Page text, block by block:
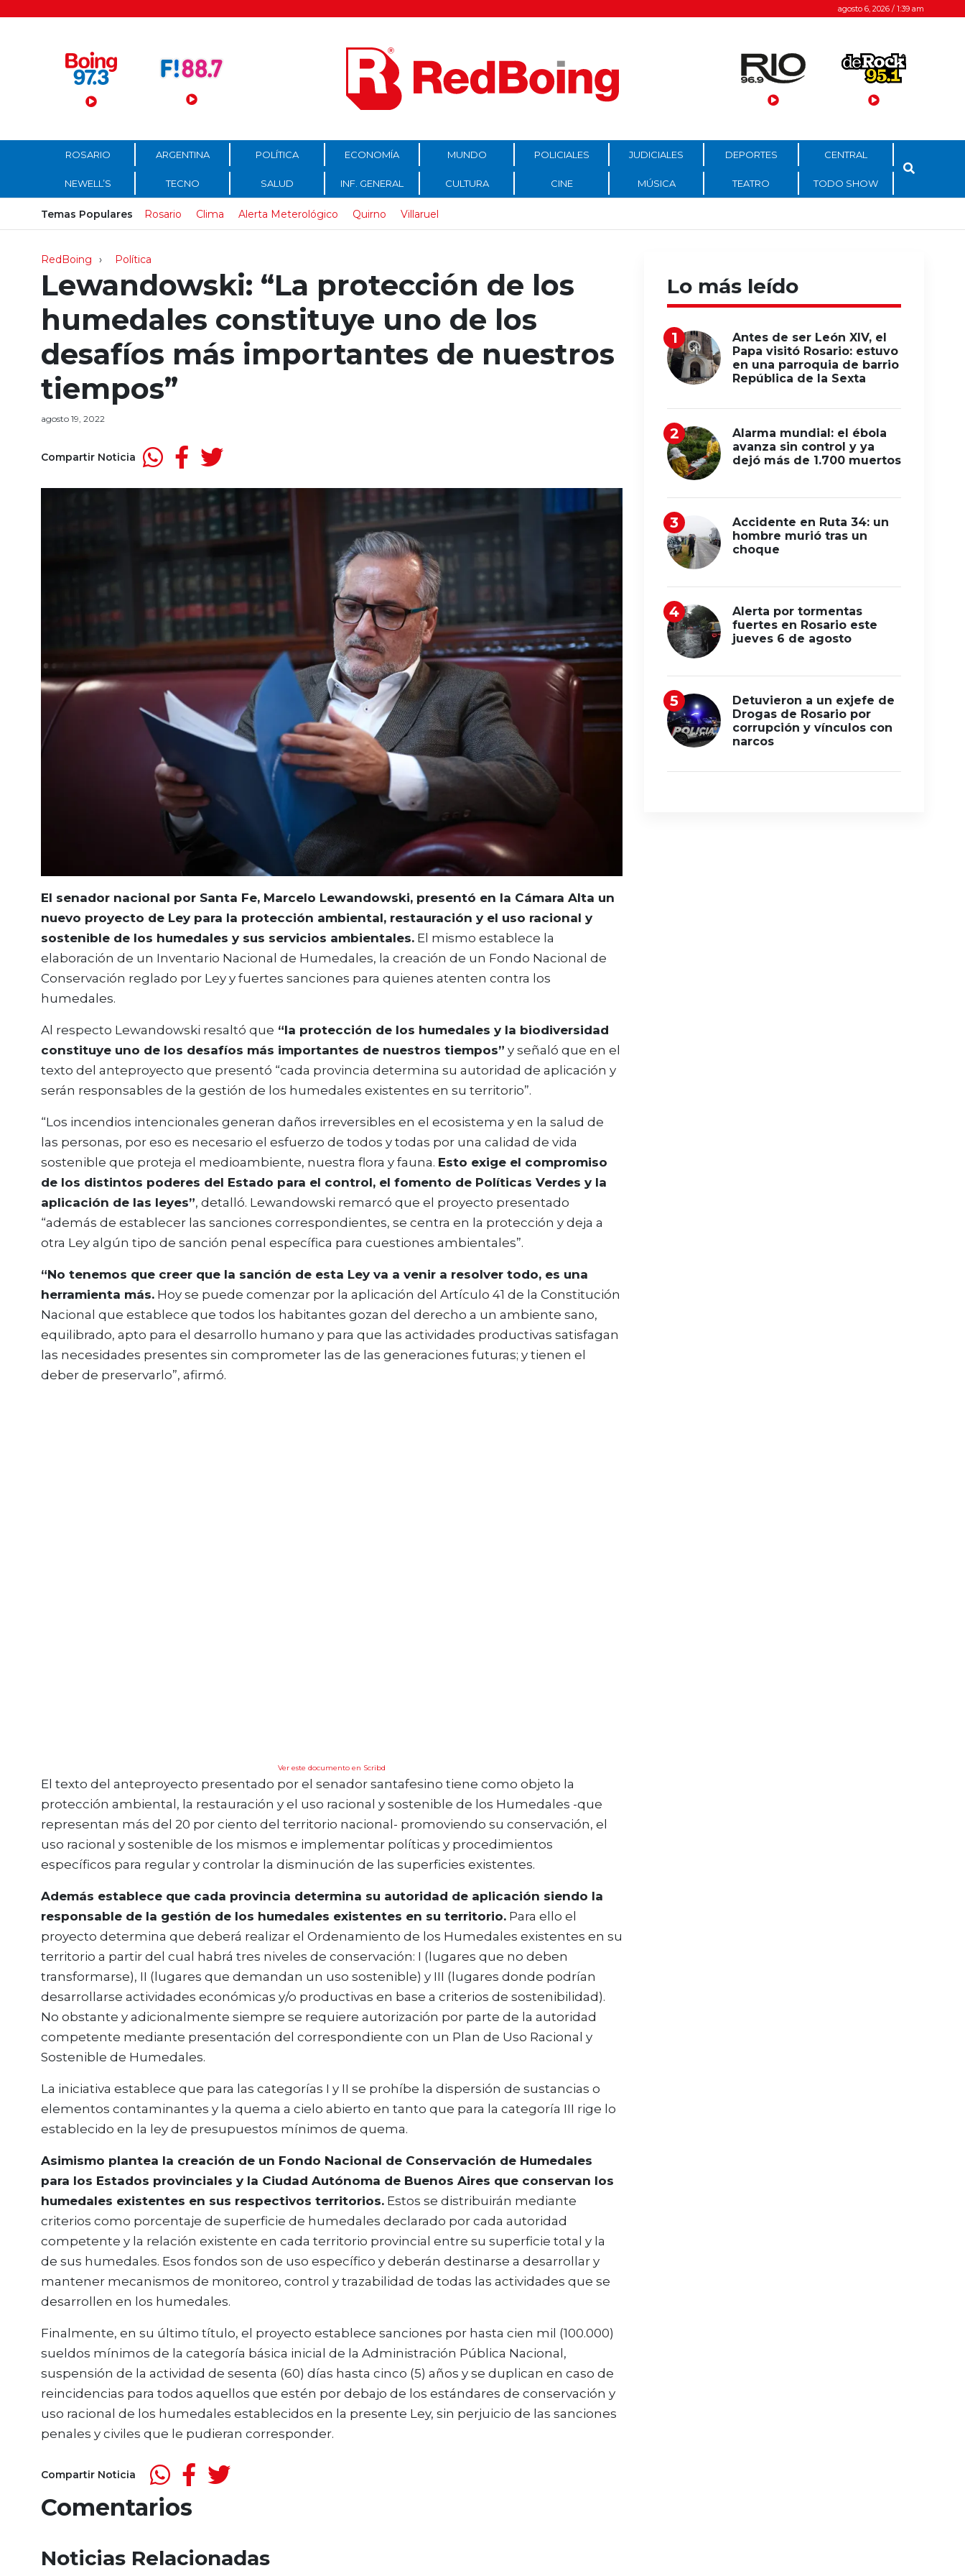
Menú Principal agosto 6, 2026 / 1:39 am
ROSARIO ARGENTINA POLÍTICA ECONOMÍA MUNDO POLICIALES JUDICIALES DEPORTES CENTRAL
NEWELL’S TECNO SALUD INF. GENERAL CULTURA CINE MÚSICA TEATRO TODO SHOW
Temas Populares Rosario Clima Alerta Meterológico Quirno Villaruel
RedBoing Política
Lewandowski: “La protección de los
humedales constituye uno de los
desafíos más importantes de nuestros
tiempos”
agosto 19, 2022
Compartir Noticia
El senador nacional por Santa Fe, Marcelo Lewandowski, presentó en la Cámara Alta un
nuevo proyecto de Ley para la protección ambiental, restauración y el uso racional y
sostenible de los humedales y sus servicios ambientales. El mismo establece la
elaboración de un Inventario Nacional de Humedales, la creación de un Fondo Nacional de
Conservación reglado por Ley y fuertes sanciones para quienes atenten contra los
humedales.
Al respecto Lewandowski resaltó que “la protección de los humedales y la biodiversidad
constituye uno de los desafíos más importantes de nuestros tiempos” y señaló que en el
texto del anteproyecto que presentó “cada provincia determina su autoridad de aplicación y
serán responsables de la gestión de los humedales existentes en su territorio”.
“Los incendios intencionales generan daños irreversibles en el ecosistema y en la salud de
las personas, por eso es necesario el esfuerzo de todos y todas por una calidad de vida
sostenible que proteja el medioambiente, nuestra flora y fauna. Esto exige el compromiso
de los distintos poderes del Estado para el control, el fomento de Políticas Verdes y la
aplicación de las leyes”, detalló. Lewandowski remarcó que el proyecto presentado
“además de establecer las sanciones correspondientes, se centra en la protección y deja a
otra Ley algún tipo de sanción penal específica para cuestiones ambientales”.
“No tenemos que creer que la sanción de esta Ley va a venir a resolver todo, es una
herramienta más. Hoy se puede comenzar por la aplicación del Artículo 41 de la Constitución
Nacional que establece que todos los habitantes gozan del derecho a un ambiente sano,
equilibrado, apto para el desarrollo humano y para que las actividades productivas satisfagan
las necesidades presentes sin comprometer las de las generaciones futuras; y tienen el
deber de preservarlo”, afirmó.
Ver este documento en Scribd
El texto del anteproyecto presentado por el senador santafesino tiene como objeto la
protección ambiental, la restauración y el uso racional y sostenible de los Humedales -que
representan más del 20 por ciento del territorio nacional- promoviendo su conservación, el
uso racional y sostenible de los mismos e implementar políticas y procedimientos
específicos para regular y controlar la disminución de las superficies existentes.
Además establece que cada provincia determina su autoridad de aplicación siendo la
responsable de la gestión de los humedales existentes en su territorio. Para ello el
proyecto determina que deberá realizar el Ordenamiento de los Humedales existentes en su
territorio a partir del cual habrá tres niveles de conservación: I (lugares que no deben
transformarse), II (lugares que demandan un uso sostenible) y III (lugares donde podrían
desarrollarse actividades económicas y/o productivas en base a criterios de sostenibilidad).
No obstante y adicionalmente siempre se requiere autorización por parte de la autoridad
competente mediante presentación del correspondiente con un Plan de Uso Racional y
Sostenible de Humedales.
La iniciativa establece que para las categorías I y II se prohíbe la dispersión de sustancias o
elementos contaminantes y la quema a cielo abierto en tanto que para la categoría III rige lo
establecido en la ley de presupuestos mínimos de quema.
Asimismo plantea la creación de un Fondo Nacional de Conservación de Humedales
para los Estados provinciales y la Ciudad Autónoma de Buenos Aires que conservan los
humedales existentes en sus respectivos territorios. Estos se distribuirán mediante
criterios como porcentaje de superficie de humedales declarado por cada autoridad
competente y la relación existente en cada territorio provincial entre su superficie total y la
de sus humedales. Esos fondos son de uso específico y deberán destinarse a desarrollar y
mantener mecanismos de monitoreo, control y trazabilidad de todas las actividades que se
desarrollen en los humedales.
Finalmente, en su último título, el proyecto establece sanciones por hasta cien mil (100.000)
sueldos mínimos de la categoría básica inicial de la Administración Pública Nacional,
suspensión de la actividad de sesenta (60) días hasta cinco (5) años y se duplican en caso de
reincidencias para todos aquellos que estén por debajo de los estándares de conservación y
uso racional de los humedales establecidos en la presente Ley, sin perjuicio de las sanciones
penales y civiles que le pudieran corresponder.
Compartir Noticia
Comentarios
Noticias Relacionadas
Lo más leído
Antes de ser León XIV, el
Papa visitó Rosario: estuvo
en una parroquia de barrio
República de la Sexta
Alarma mundial: el ébola
avanza sin control y ya
dejó más de 1.700 muertos
Accidente en Ruta 34: un
hombre murió tras un
choque
Alerta por tormentas
fuertes en Rosario este
jueves 6 de agosto
Detuvieron a un exjefe de
Drogas de Rosario por
corrupción y vínculos con
narcos